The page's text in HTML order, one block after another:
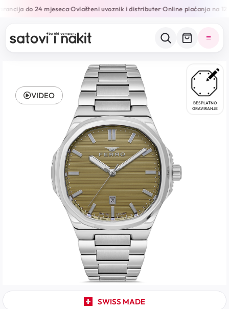
do 24 mjeseca•Ovlašteni uvoznik i distributer•Online plaćanja na 12
BESPLATNO
GRAVIRANJE
SWISS MADE
VIDEO